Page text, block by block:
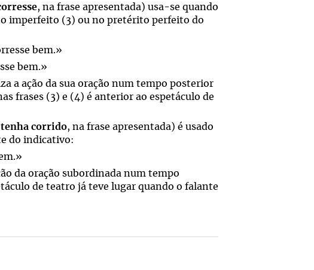
, na frase apresentada) usa-se quando
imperfeito (3) ou no pretérito perfeito do
bem.»
bem.»
a ação da sua oração num tempo posterior
frases (3) e (4) é anterior ao espetáculo de
tenha corrido, na frase apresentada) é usado
do indicativo:
da oração subordinada num tempo
de teatro já teve lugar quando o falante